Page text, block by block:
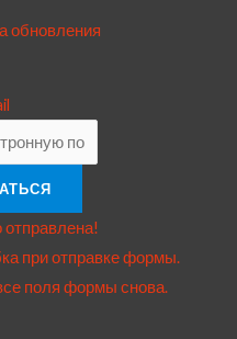
обновления
при отправке формы.
поля формы снова.